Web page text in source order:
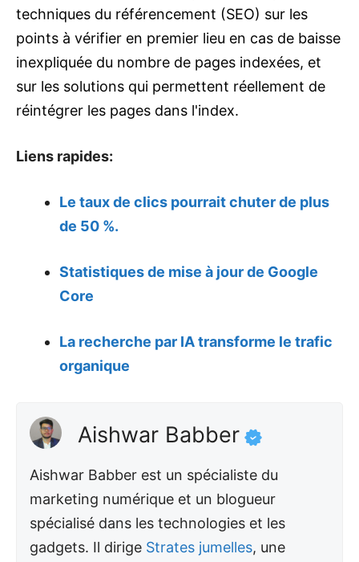
techniques du référencement (SEO) sur les
points à vérifier en premier lieu en cas de baisse
inexpliquée du nombre de pages indexées, et
sur les solutions qui permettent réellement de
réintégrer les pages dans l'index.
Liens rapides:
Le taux de clics pourrait chuter de plus
de 50 %.
Statistiques de mise à jour de Google
Core
La recherche par IA transforme le trafic
organique
Aishwar Babber
Aishwar Babber est un spécialiste du
marketing numérique et un blogueur
spécialisé dans les technologies et les
gadgets. Il dirige Strates jumelles, une